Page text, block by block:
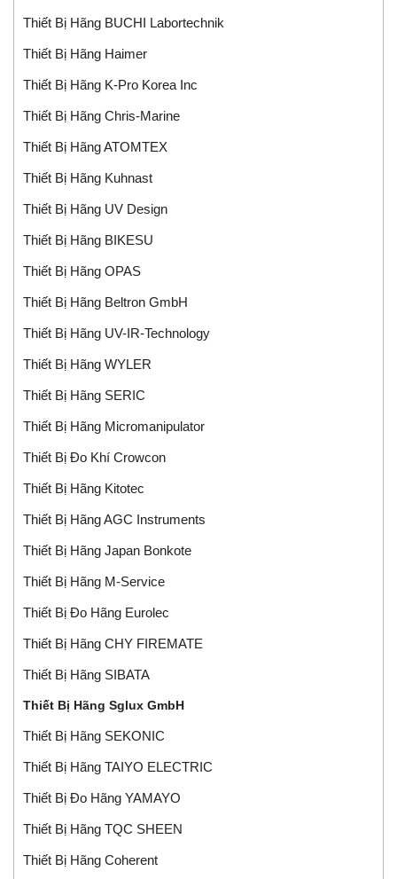
Thiết Bị Hãng BUCHI Labortechnik
Thiết Bị Hãng Haimer
Thiết Bị Hãng K-Pro Korea Inc
Thiết Bị Hãng Chris-Marine
Thiết Bị Hãng ATOMTEX
Thiết Bị Hãng Kuhnast
Thiết Bị Hãng UV Design
Thiết Bị Hãng BIKESU
Thiết Bị Hãng OPAS
Thiết Bị Hãng Beltron GmbH
Thiết Bị Hãng UV-IR-Technology
Thiết Bị Hãng WYLER
Thiết Bị Hãng SERIC
Thiết Bị Hãng Micromanipulator
Thiết Bị Đo Khí Crowcon
Thiết Bị Hãng Kitotec
Thiết Bị Hãng AGC Instruments
Thiết Bị Hãng Japan Bonkote
Thiết Bị Hãng M-Service
Thiết Bị Đo Hãng Eurolec
Thiết Bị Hãng CHY FIREMATE
Thiết Bị Hãng SIBATA
Thiết Bị Hãng Sglux GmbH
Thiết Bị Hãng SEKONIC
Thiết Bị Hãng TAIYO ELECTRIC
Thiết Bị Đo Hãng YAMAYO
Thiết Bị Hãng TQC SHEEN
Thiết Bị Hãng Coherent